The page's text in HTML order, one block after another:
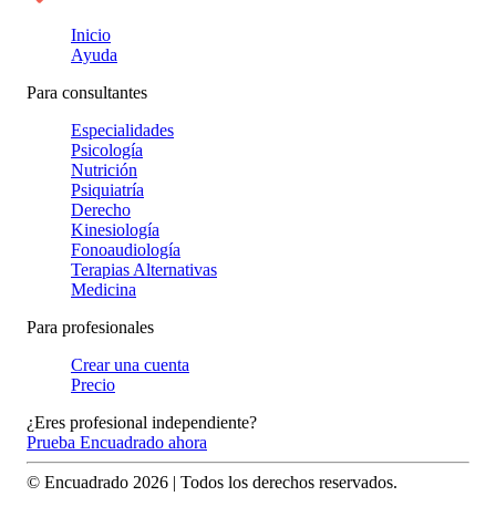
Inicio
Ayuda
Para consultantes
Especialidades
Psicología
Nutrición
Psiquiatría
Derecho
Kinesiología
Fonoaudiología
Terapias Alternativas
Medicina
Para profesionales
Crear una cuenta
Precio
¿Eres profesional independiente?
Prueba Encuadrado ahora
© Encuadrado 2026 | Todos los derechos reservados.